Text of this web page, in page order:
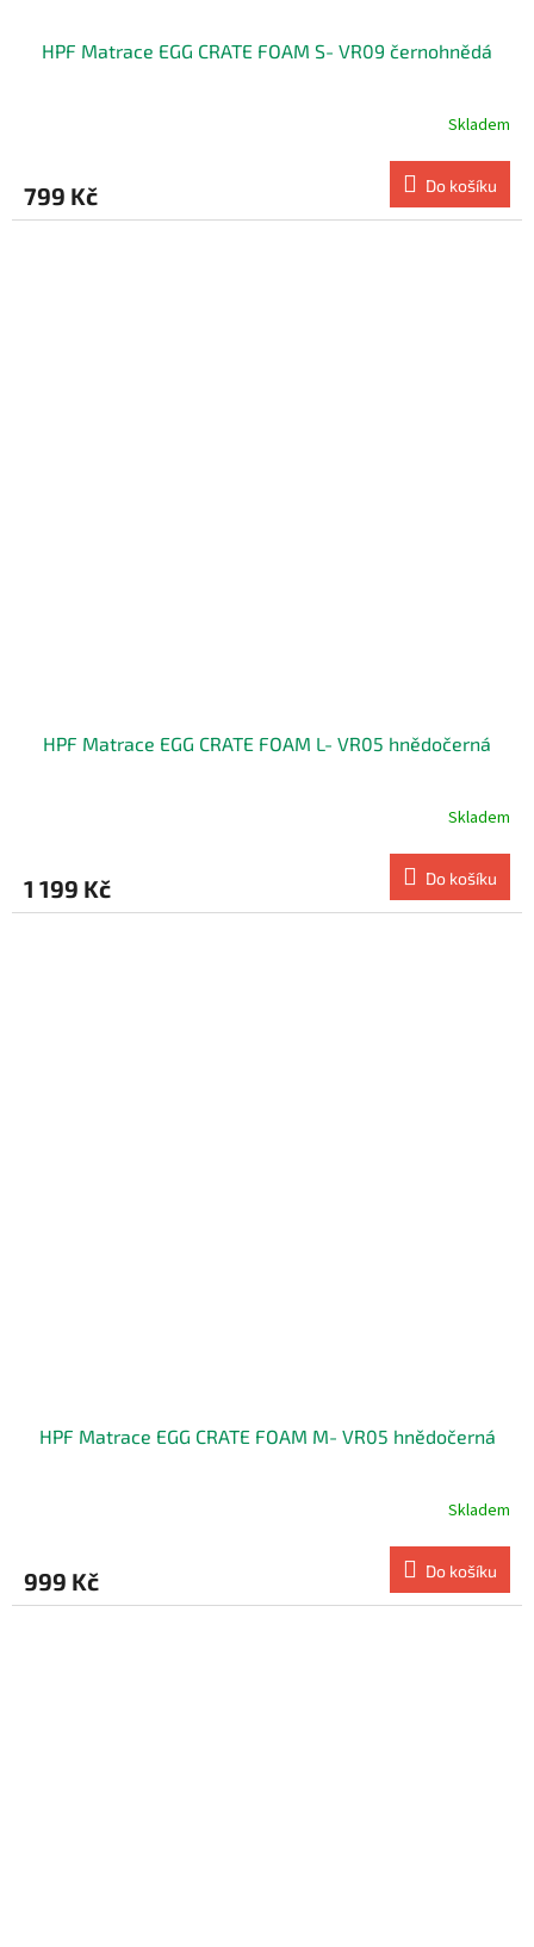
HPF Matrace EGG CRATE FOAM S- VR09 černohnědá
Skladem
799 Kč Do košíku
HPF Matrace EGG CRATE FOAM L- VR05 hnědočerná
Skladem
1 199 Kč Do košíku
HPF Matrace EGG CRATE FOAM M- VR05 hnědočerná
Skladem
999 Kč Do košíku